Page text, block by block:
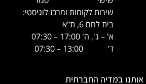
שירות לקוחות ומרכז לוגיסטי:
בית לחם 6, ת"א
א' – ג', ה' 17:00 – 07:30
ד' 13:00 – 07:30
אותנו במדיה החברתית